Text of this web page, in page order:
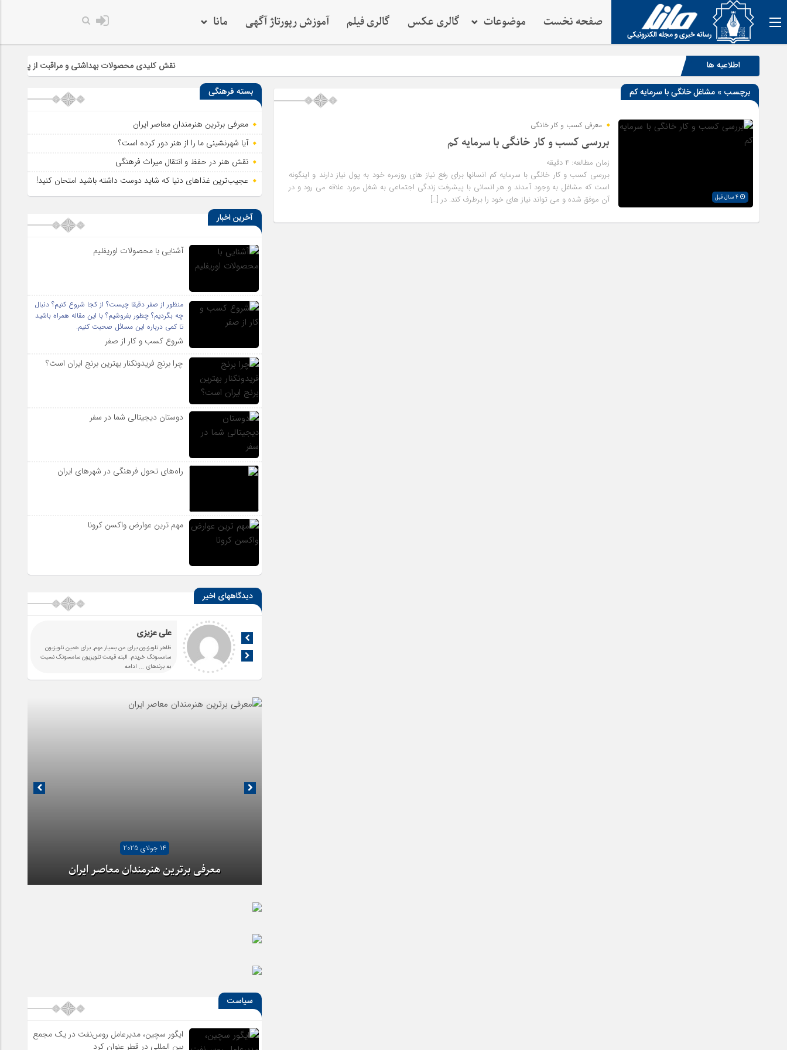
صفحه نخست موضوعات گالری عکس گالری فیلم آموزش رپورتاژ آگهی مانا
اطلاعیه ها نقش کلیدی محصولات بهداشتی و مراقبت از پوست در سلامت و
برچسب » مشاغل خانگی با سرمایه کم
معرفی کسب و کار خانگی
بررسی کسب و کار خانگی با سرمایه کم
زمان مطالعه:۴ دقیقه
بررسی کسب و کار خانگی با سرمایه کم انسانها برای رفع نیاز های روزمره خود به پول نیاز دارند و اینگونه
است که مشاغل به وجود آمدند و هر انسانی با پیشرفت زندگی اجتماعی به شغل مورد علاقه می رود و در
آن موفق شده و می تواند نیاز های خود را برطرف کند. در […]
بسته فرهنگی
معرفی برترین هنرمندان معاصر ایران
آیا شهرنشینی ما را از هنر دور کرده است؟
نقش هنر در حفظ و انتقال میراث فرهنگی
عجیب‌ترین غذاهای دنیا که شاید دوست داشته باشید امتحان کنید!
آخرین اخبار
آشنایی با محصولات اوریفلیم
منظور از صفر دقیقا چیست؟ از کجا شروع کنیم؟ دنبال
چه بگردیم؟ چطور بفروشیم؟ با این مقاله همراه باشید
تا کمی درباره این مسائل صحبت کنیم.
شروع کسب و کار از صفر
چرا برنج فریدونکنار بهترین برنج ایران است؟
دوستان دیجیتالی شما در سفر
راه‌های تحول فرهنگی در شهرهای ایران
مهم ترین عوارض واکسن کرونا
دیدگاههای اخیر
علی عزیزی
ظاهر تلویزیون برای من بسیار مهم. برای همین تلویزیون
سامسونگ خریدم. البته قیمت تلویزیون سامسونگ نسبت
به برندهای ... ادامه
14 جولای 2025
معرفی برترین هنرمندان معاصر ایران
سیاست
ایگور سچین، مدیرعامل روس‌نفت در یک مجمع
بین المللی در قطر عنوان کرد